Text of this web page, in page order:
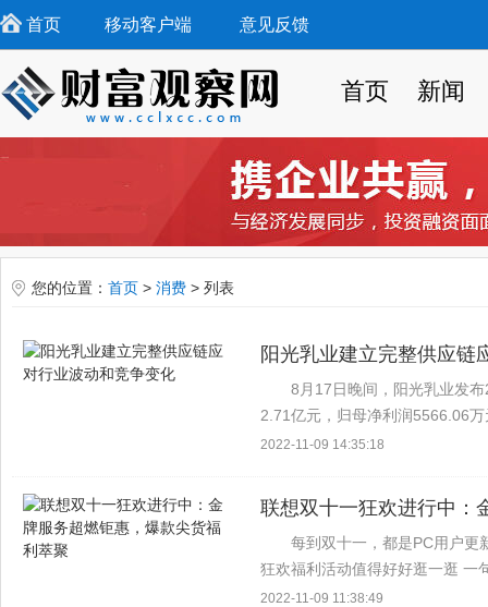
首页 移动客户端 意见反馈
首页 新闻
您的位置： 首页 > 消费 > 列表
阳光乳业建立完整供应链
8月17日晚间，阳光乳业发
2.71亿元，归母净利润5566.06
响，南昌及部分城市学校停课，
2022-11-09 14:35:18
联想双十一狂欢进行中：
每到双十一，都是PC用户更
狂欢福利活动值得好好逛一逛 一
要错过！ 金牌服务提供了巨大的
2022-11-09 11:38:49